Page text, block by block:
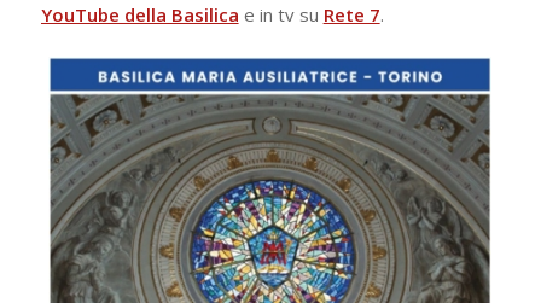
YouTube della Basilica e in tv su Rete 7.